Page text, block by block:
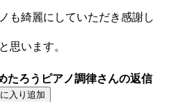
も綺麗にしていただき感謝し
思います。
たろうピアノ調律さんの返信